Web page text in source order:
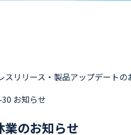
スリリース・製品アップデートの
お知らせ
業のお知らせ